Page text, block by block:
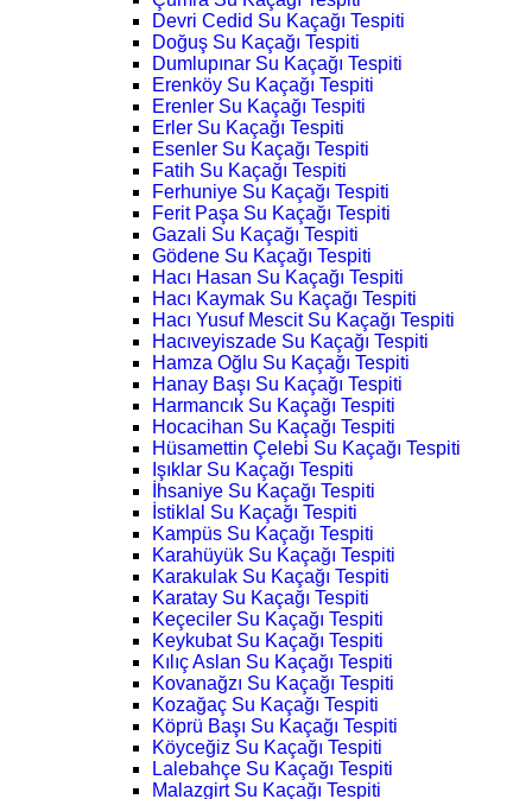
Devri Cedid Su Kaçağı Tespiti
Doğuş Su Kaçağı Tespiti
Dumlupınar Su Kaçağı Tespiti
Erenköy Su Kaçağı Tespiti
Erenler Su Kaçağı Tespiti
Erler Su Kaçağı Tespiti
Esenler Su Kaçağı Tespiti
Fatih Su Kaçağı Tespiti
Ferhuniye Su Kaçağı Tespiti
Ferit Paşa Su Kaçağı Tespiti
Gazali Su Kaçağı Tespiti
Gödene Su Kaçağı Tespiti
Hacı Hasan Su Kaçağı Tespiti
Hacı Kaymak Su Kaçağı Tespiti
Hacı Yusuf Mescit Su Kaçağı Tespiti
Hacıveyiszade Su Kaçağı Tespiti
Hamza Oğlu Su Kaçağı Tespiti
Hanay Başı Su Kaçağı Tespiti
Harmancık Su Kaçağı Tespiti
Hocacihan Su Kaçağı Tespiti
Hüsamettin Çelebi Su Kaçağı Tespiti
Işıklar Su Kaçağı Tespiti
İhsaniye Su Kaçağı Tespiti
İstiklal Su Kaçağı Tespiti
Kampüs Su Kaçağı Tespiti
Karahüyük Su Kaçağı Tespiti
Karakulak Su Kaçağı Tespiti
Karatay Su Kaçağı Tespiti
Keçeciler Su Kaçağı Tespiti
Keykubat Su Kaçağı Tespiti
Kılıç Aslan Su Kaçağı Tespiti
Kovanağzı Su Kaçağı Tespiti
Kozağaç Su Kaçağı Tespiti
Köprü Başı Su Kaçağı Tespiti
Köyceğiz Su Kaçağı Tespiti
Lalebahçe Su Kaçağı Tespiti
Malazgirt Su Kaçağı Tespiti